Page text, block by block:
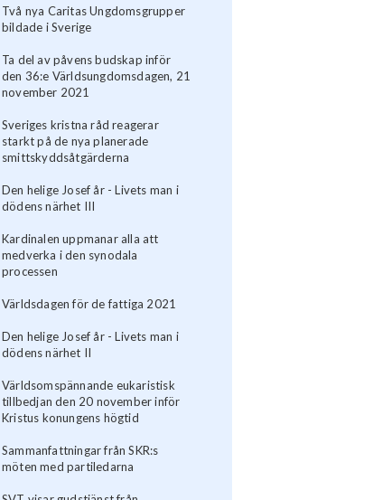
Två nya Caritas Ungdomsgrupper
bildade i Sverige
Ta del av påvens budskap inför
den 36:e Världsungdomsdagen, 21
november 2021
Sveriges kristna råd reagerar
starkt på de nya planerade
smittskyddsåtgärderna
Den helige Josef år - Livets man i
dödens närhet III
Kardinalen uppmanar alla att
medverka i den synodala
processen
Världsdagen för de fattiga 2021
Den helige Josef år - Livets man i
dödens närhet II
Världsomspännande eukaristisk
tillbedjan den 20 november inför
Kristus konungens högtid
Sammanfattningar från SKR:s
möten med partiledarna